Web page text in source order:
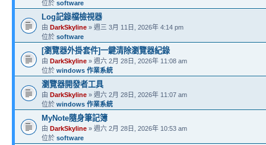
位於 software
Log記錄檔檢視器
由 DarkSkyline » 週三 3月 11日, 2026年 4:14 pm
位於 software
[瀏覽器外掛套件]一鍵清除瀏覽器紀錄
由 DarkSkyline » 週六 2月 28日, 2026年 11:08 am
位於 windows 作業系統
瀏覽器開發者工具
由 DarkSkyline » 週六 2月 28日, 2026年 11:07 am
位於 windows 作業系統
MyNote隨身筆記簿
由 DarkSkyline » 週六 2月 28日, 2026年 10:53 am
位於 software